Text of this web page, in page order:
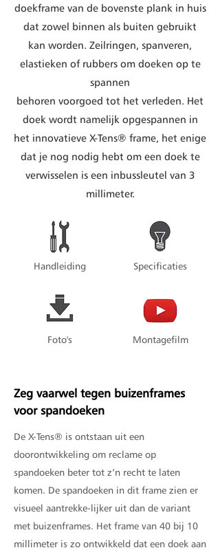
doekframe van de bovenste plank in huis
dat zowel binnen als buiten gebruikt
kan worden. Zeilringen, spanveren,
elastieken of rubbers om doeken op te
spannen
behoren voorgoed tot het verleden. Het
doek wordt namelijk opgespannen in
het innovatieve X-Tens® frame, het enige
dat je nog nodig hebt om een doek te
verwisselen is een inbussleutel van 3
millimeter.
Handleiding
Foto's
Specificaties
Montagefilm
Zeg vaarwel tegen buizenframes
voor spandoeken
De X-Tens® is ontstaan uit een
doorontwikkeling om reclame op
spandoeken beter tot z’n recht te laten
komen. De spandoeken in dit frame zien er
visueel aantrekke-lijker uit dan de variant
met buizenframes. Het frame van 40 bij 10
millimeter is zo ontwikkeld dat een doek aan